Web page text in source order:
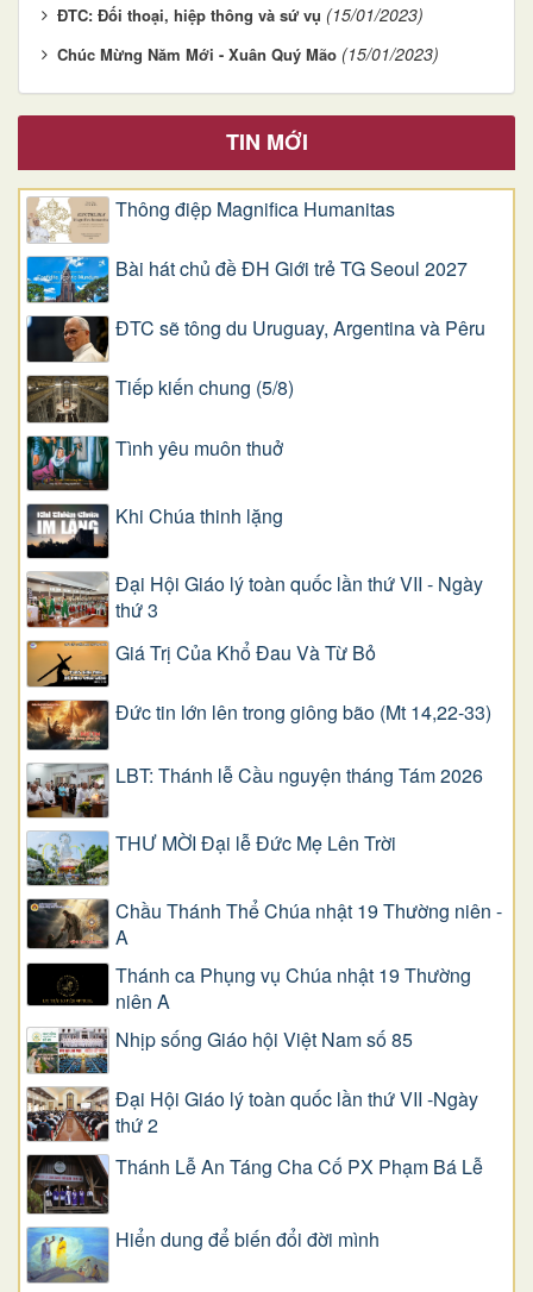
ĐTC: Đối thoại, hiệp thông và sứ vụ (15/01/2023)
Chúc Mừng Năm Mới - Xuân Quý Mão (15/01/2023)
TIN MỚI
Thông điệp Magnifica Humanitas
Bài hát chủ đề ĐH Giới trẻ TG Seoul 2027
ĐTC sẽ tông du Uruguay, Argentina và Pêru
Tiếp kiến chung (5/8)
Tình yêu muôn thuở
Khi Chúa thinh lặng
Đại Hội Giáo lý toàn quốc lần thứ VII - Ngày
thứ 3
Giá Trị Của Khổ Ðau Và Từ Bỏ
Đức tin lớn lên trong giông bão (Mt 14,22-33)
LBT: Thánh lễ Cầu nguyện tháng Tám 2026
THƯ MỜI Đại lễ Đức Mẹ Lên Trời
Chầu Thánh Thể Chúa nhật 19 Thường niên -
A
Thánh ca Phụng vụ Chúa nhật 19 Thường
niên A
Nhịp sống Giáo hội Việt Nam số 85
Đại Hội Giáo lý toàn quốc lần thứ VII -Ngày
thứ 2
Thánh Lễ An Táng Cha Cố PX Phạm Bá Lễ
Hiển dung để biến đổi đời mình